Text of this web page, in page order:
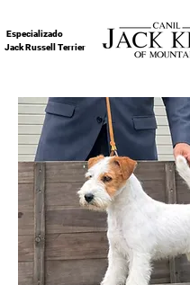
Especializado
Jack Russell Terrier